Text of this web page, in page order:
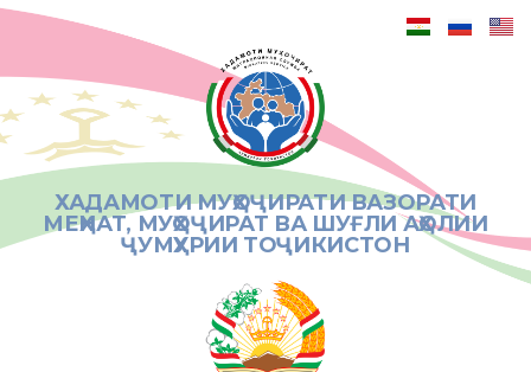
ХАДАМОТИ МУҲОҶИРАТИ ВАЗОРАТИ
МЕҲНАТ, МУҲОҶИРАТ ВА ШУҒЛИ АҲОЛИИ
ҶУМҲУРИИ ТОҶИКИСТОН